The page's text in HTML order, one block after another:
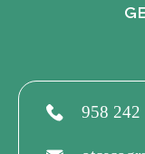
958 242